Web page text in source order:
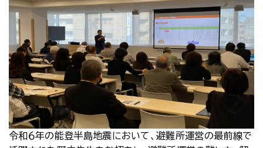
令和６年の能登半島地震において、避難所運営の最前線で